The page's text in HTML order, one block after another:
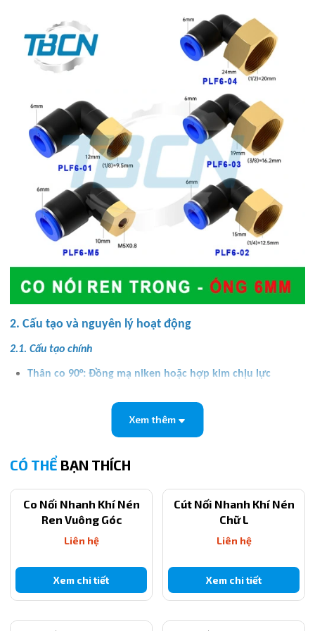
2. Cấu tạo và nguyên lý hoạt động
2.1. Cấu tạo chính
Thân co 90°: Đồng mạ niken hoặc hợp kim chịu lực
Đầu nhấn ống phi 6: Cơ cấu khóa tự động
2.2. Nguyên lý hoạt động
Cắm ống PU phi 6mm vào đầu nhấn → vòng khóa giữ
chặt ống
Siết phần ren trong vào thiết bị có ren ngoài
Thiết kế co 90° giúp đổi hướng ống, tránh gập và tiết
kiệm không gian
Xem thêm
CÓ THỂ BẠN THÍCH
Co Nối Nhanh Khí Nén
Ren Vuông Góc
Liên hệ
Xem chi tiết
Cút Nối Nhanh Khí Nén
Chữ L
Liên hệ
Xem chi tiết